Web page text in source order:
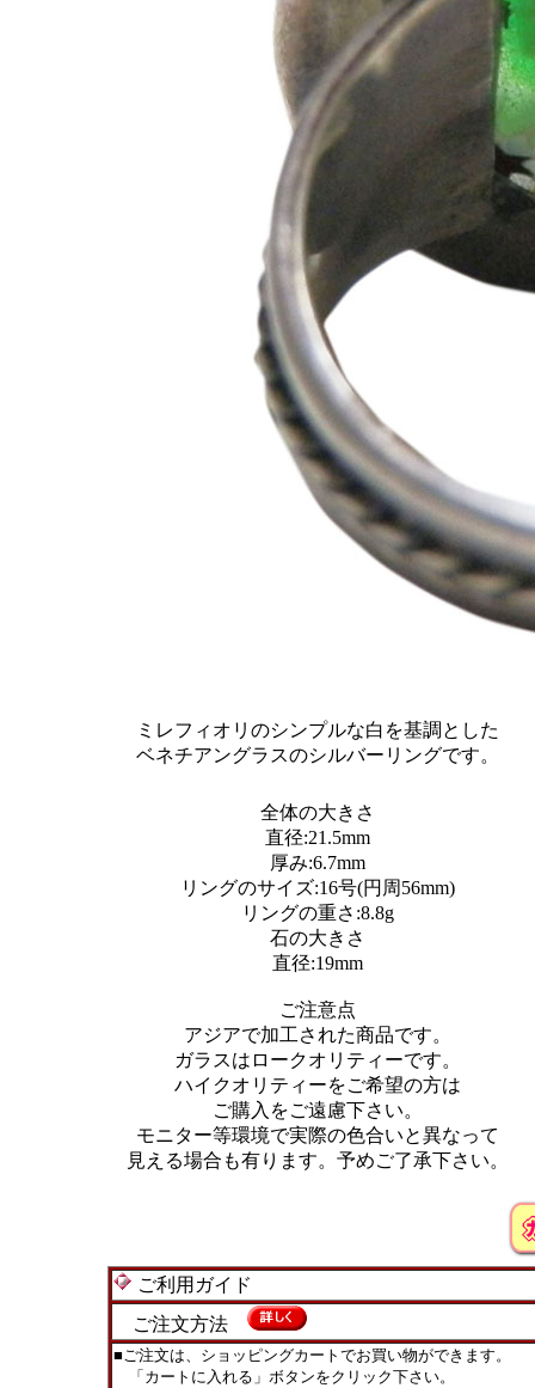
ミレフィオリのシンプルな白を基調とした
ベネチアングラスのシルバーリングです。
全体の大きさ
直径:21.5mm
厚み:6.7mm
リングのサイズ:16号(円周56mm)
リングの重さ:8.8g
石の大きさ
直径:19mm
ご注意点
アジアで加工された商品です。
ガラスはロークオリティーです。
ハイクオリティーをご希望の方は
ご購入をご遠慮下さい。
モニター等環境で実際の色合いと異なって
見える場合も有ります。予めご了承下さい。
ご利用ガイド
ご注文方法
■ご注文は、ショッピングカートでお買い物ができます。
「カートに入れる」ボタンをクリック下さい。